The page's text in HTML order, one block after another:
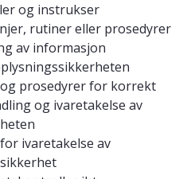
og instrukser
rutiner eller prosedyrer
av informasjon
prosedyrer for korrekt
og ivaretakelse av
ivaretakelse av